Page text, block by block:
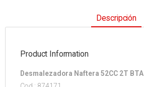
Descripción
Product Information
Desmalezadora Naftera 52CC 2T BTA